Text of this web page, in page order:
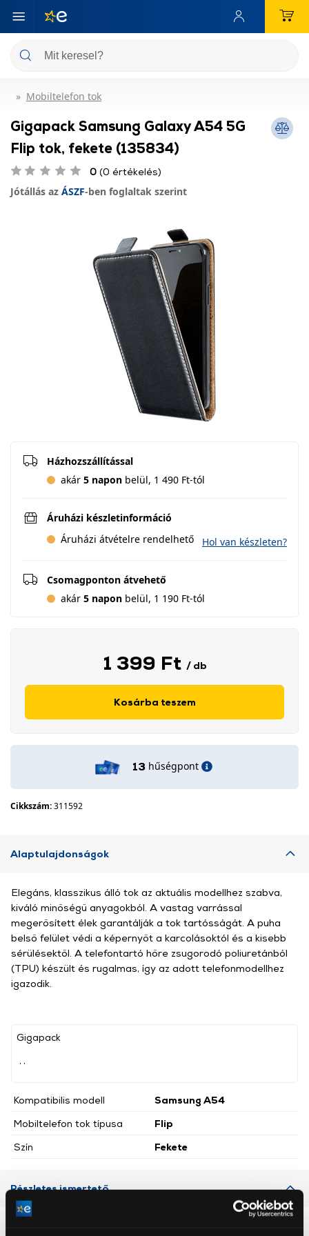
Mobiltelefon tok
Gigapack Samsung Galaxy A54 5G
Flip tok, fekete (135834)
0 (0 értékelés)
Jótállás az ÁSZF-ben foglaltak szerint
Házhozszállítással
akár 5 napon belül, 1 490 Ft-tól
Áruházi készletinformáció
Áruházi átvételre rendelhető
Hol van készleten?
Csomagponton átvehető
akár 5 napon belül, 1 190 Ft-tól
1 399 Ft / db
Kosárba teszem
13 hűségpont
Cikkszám:311592
Alaptulajdonságok
Gigapack
Kompatibilis modell
Samsung A54
Mobiltelefon tok típusa
Flip
Szín
Fekete
Elegáns, klasszikus álló tok az aktuális modellhez szabva,
kiváló minőségű anyagokból. A vastag varrással
megerősített élek garantálják a tok tartósságát. A puha
belső felület védi a képernyőt a karcolásoktól és a kisebb
sérülésektől. A telefontartó hőre zsugorodó poliuretánból
(TPU) készült és rugalmas, így az adott telefonmodellhez
igazodik.
Részletes ismertető